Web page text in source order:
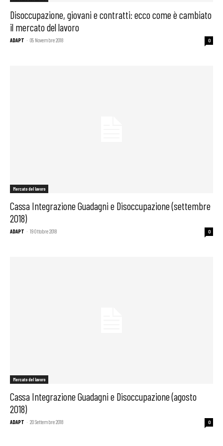
Disoccupazione, giovani e contratti: ecco come è cambiato
il mercato del lavoro
ADAPT - 05 Novembre 2018 0
Mercato del lavoro
Cassa Integrazione Guadagni e Disoccupazione (settembre
2018)
ADAPT - 19 Ottobre 2018 0
Mercato del lavoro
Cassa Integrazione Guadagni e Disoccupazione (agosto
2018)
ADAPT - 20 Settembre 2018 0